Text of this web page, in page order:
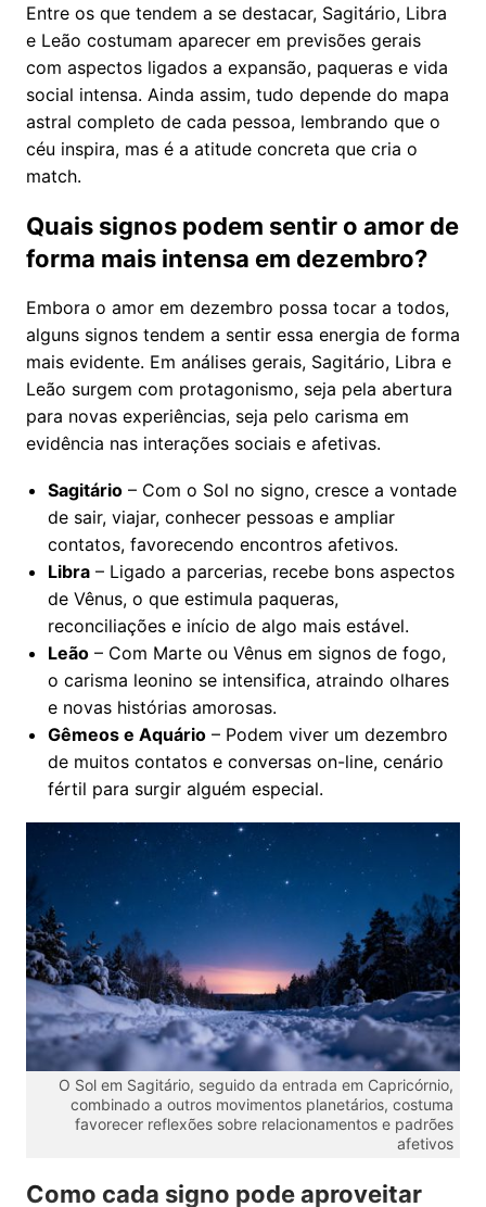
Entre os que tendem a se destacar, Sagitário, Libra
e Leão costumam aparecer em previsões gerais
com aspectos ligados a expansão, paqueras e vida
social intensa. Ainda assim, tudo depende do mapa
astral completo de cada pessoa, lembrando que o
céu inspira, mas é a atitude concreta que cria o
match.
Quais signos podem sentir o amor de
forma mais intensa em dezembro?
Embora o amor em dezembro possa tocar a todos,
alguns signos tendem a sentir essa energia de forma
mais evidente. Em análises gerais, Sagitário, Libra e
Leão surgem com protagonismo, seja pela abertura
para novas experiências, seja pelo carisma em
evidência nas interações sociais e afetivas.
Sagitário – Com o Sol no signo, cresce a vontade
de sair, viajar, conhecer pessoas e ampliar
contatos, favorecendo encontros afetivos.
Libra – Ligado a parcerias, recebe bons aspectos
de Vênus, o que estimula paqueras,
reconciliações e início de algo mais estável.
Leão – Com Marte ou Vênus em signos de fogo,
o carisma leonino se intensifica, atraindo olhares
e novas histórias amorosas.
Gêmeos e Aquário – Podem viver um dezembro
de muitos contatos e conversas on-line, cenário
fértil para surgir alguém especial.
O Sol em Sagitário, seguido da entrada em Capricórnio,
combinado a outros movimentos planetários, costuma
favorecer reflexões sobre relacionamentos e padrões
afetivos
Como cada signo pode aproveitar